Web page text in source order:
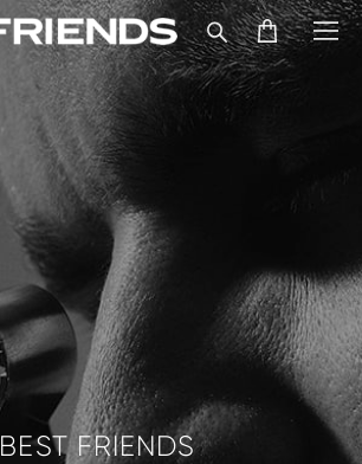
BEST FRIENDS